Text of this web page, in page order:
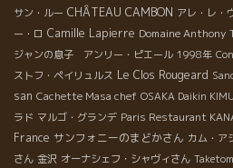
サン・ルー CHÂTEAU CAMBON アレ・レ・
ー・ロ Camille Lapierre Domaine Anthony
ジャンの息子 アンリー・ピエール 1998年
ストフ・ペイリュルス Le Clos Rougeard
san Cachette Masa chef OSAKA Daikin
ラド マルゴ・グランデ Paris Restaurant
France サンフォニーのまどかさん カム・ア
さん 金沢 オーナシェフ・シャヴィさん